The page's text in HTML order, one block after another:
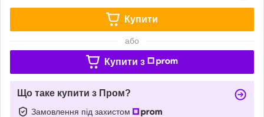
Купити
або
Купити з
Що таке купити з Пром?
Замовлення під захистом